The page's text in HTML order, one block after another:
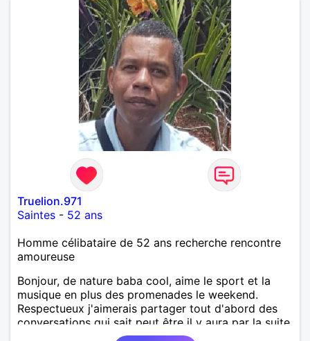
Truelion.971
Saintes - 52 ans
Homme célibataire de 52 ans recherche rencontre
amoureuse
Bonjour, de nature baba cool, aime le sport et la
musique en plus des promenades le weekend.
Respectueux j'aimerais partager tout d'abord des
conversations qui sait peut être il y aura par la suite